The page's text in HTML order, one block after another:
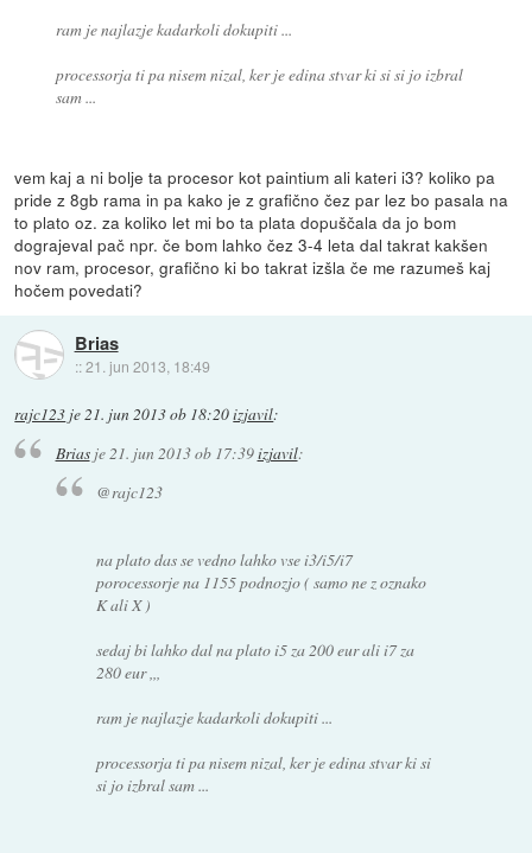
ram je najlazje kadarkoli dokupiti ...
processorja ti pa nisem nizal, ker je edina stvar ki si si jo izbral
sam ...
vem kaj a ni bolje ta procesor kot paintium ali kateri i3? koliko pa
pride z 8gb rama in pa kako je z grafično čez par lez bo pasala na
to plato oz. za koliko let mi bo ta plata dopuščala da jo bom
dograjeval pač npr. če bom lahko čez 3-4 leta dal takrat kakšen
nov ram, procesor, grafično ki bo takrat izšla če me razumeš kaj
hočem povedati?
Brias
::21. jun 2013, 18:49
rajc123 je21. jun 2013 ob 18:20izjavil:
Briasje21. jun 2013 ob 17:39izjavil:
@rajc123
na plato das se vedno lahko vse i3/i5/i7
porocessorje na 1155 podnozjo ( samo ne z oznako
K ali X )
sedaj bi lahko dal na plato i5 za 200 eur ali i7 za
280 eur ,,,
ram je najlazje kadarkoli dokupiti ...
processorja ti pa nisem nizal, ker je edina stvar ki si
si jo izbral sam ...